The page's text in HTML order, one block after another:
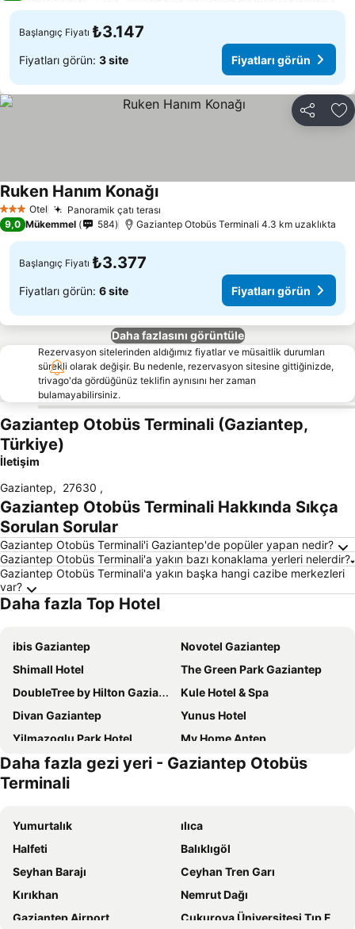
Başlangıç Fiyatı ₺3.147
Fiyatları görün: 3 site Fiyatları görün
Paylaş
3 YıldızOtel Panoramik çatı terası
Ruken Hanım KonağıFiyatları görün
9,0 Mükemmel 584 Gaziantep Otobüs Terminali 4.3 km uzaklıkta
Başlangıç Fiyatı ₺3.377
Fiyatları görün: 6 site Fiyatları görün
Daha fazlasını görüntüle
Rezervasyon sitelerinden aldığımız fiyatlar ve müsaitlik durumları
sürekli olarak değişir. Bu nedenle, rezervasyon sitesine gittiğinizde,
trivago'da gördüğünüz teklifin aynısını her zaman
bulamayabilirsiniz.
Gaziantep Otobüs Terminali (Gaziantep,
Türkiye)
İletişim
Gaziantep, 27630 ,
Gaziantep Otobüs Terminali Hakkında Sıkça
Sorulan Sorular
Gaziantep Otobüs Terminali'i Gaziantep'de popüler yapan nedir?
Gaziantep Otobüs Terminali'a yakın bazı konaklama yerleri nelerdir?
Gaziantep Otobüs Terminali'a yakın başka hangi cazibe merkezleri
var?
Daha fazla Top Hotel
ibis Gaziantep
Novotel Gaziantep
Shimall Hotel
The Green Park Gaziantep
DoubleTree by Hilton Gaziantep
Kule Hotel & Spa
Divan Gaziantep
Yunus Hotel
Yilmazoglu Park Hotel
My Home Antep
Ramada by Wyndham Gaziantep
Teymur Continental Hotel
Buyuk Velic Hotel
Uğurlu Otel
Holiday Inn Gaziantep - Sehitkamil By Ihg
Hotel Murat
Efe Bey Konagi
Sirehan Hotel
Tugcan Hotel
Taş Konak Hotel
Grand Hotel Gaziantep
Palmiye Hotel Gaziantep
Hotel Hidiroglu Konak
Daha fazla gezi yeri - Gaziantep Otobüs
Terminali
Yumurtalık
ılıca
Halfeti
Balıklıgöl
Seyhan Barajı
Ceyhan Tren Garı
Kırıkhan
Nemrut Dağı
Gaziantep Airport
Çukurova Üniversitesi Tıp Fakültesi